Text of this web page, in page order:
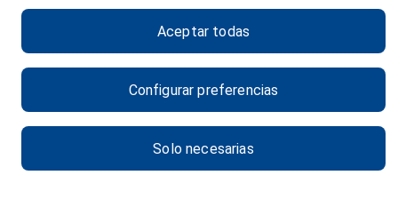
POLITICA DE PRIVACIDAD
AVISO LEGAL
POLITICA DE COOKIES
Configurar preferencias
Solo necesarias
Aceptar todas